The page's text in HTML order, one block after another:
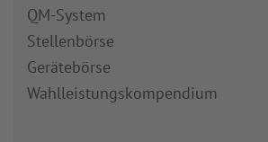
QM-System
Stellenbörse
Gerätebörse
Wahlleistungskompendium